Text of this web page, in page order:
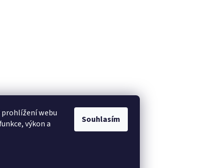
prohlížení webu
výkon a
Souhlasím